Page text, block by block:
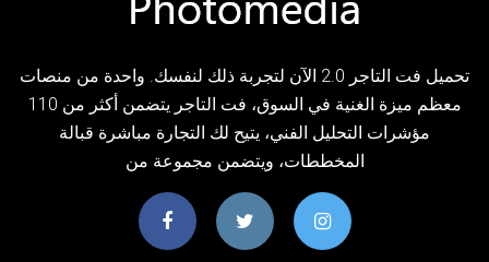
تحميل فت التاجر 2.0 الآن لتجربة ذلك لنفسك. واحدة من منصات
معظم ميزة الغنية في السوق، فت التاجر يتضمن أكثر من 110
مؤشرات التحليل الفني، يتيح لك التجارة مباشرة قبالة
المخططات، ويتضمن مجموعة من